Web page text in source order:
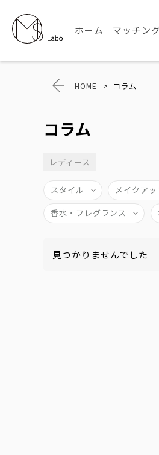
ホーム マッチン
HOME > コラム
コラム
レディース
スタイル メイクア
香水・フレグランス
見つかりませんでした